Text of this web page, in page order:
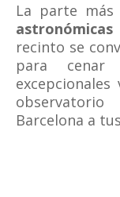
La parte más
recinto se
para
Barcelona a